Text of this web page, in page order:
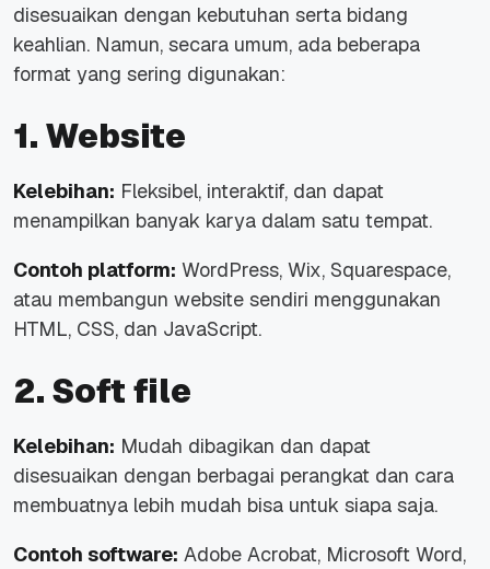
disesuaikan dengan kebutuhan serta bidang
keahlian. Namun, secara umum, ada beberapa
format yang sering digunakan:
1. Website
Kelebihan: Fleksibel, interaktif, dan dapat
menampilkan banyak karya dalam satu tempat.
Contoh platform: WordPress, Wix, Squarespace,
atau membangun website sendiri menggunakan
HTML, CSS, dan JavaScript.
2. Soft file
Kelebihan: Mudah dibagikan dan dapat
disesuaikan dengan berbagai perangkat dan cara
membuatnya lebih mudah bisa untuk siapa saja.
Contoh software: Adobe Acrobat, Microsoft Word,